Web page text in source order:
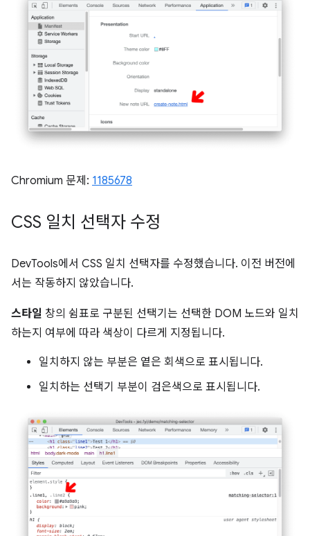
Chromium 문제: 1185678
CSS 일치 선택자 수정
DevTools에서 CSS 일치 선택자를 수정했습니다. 이전 버전에
서는 작동하지 않았습니다.
스타일 창의 쉼표로 구분된 선택기는 선택한 DOM 노드와 일치
하는지 여부에 따라 색상이 다르게 지정됩니다.
일치하지 않는 부분은 옅은 회색으로 표시됩니다.
일치하는 선택기 부분이 검은색으로 표시됩니다.